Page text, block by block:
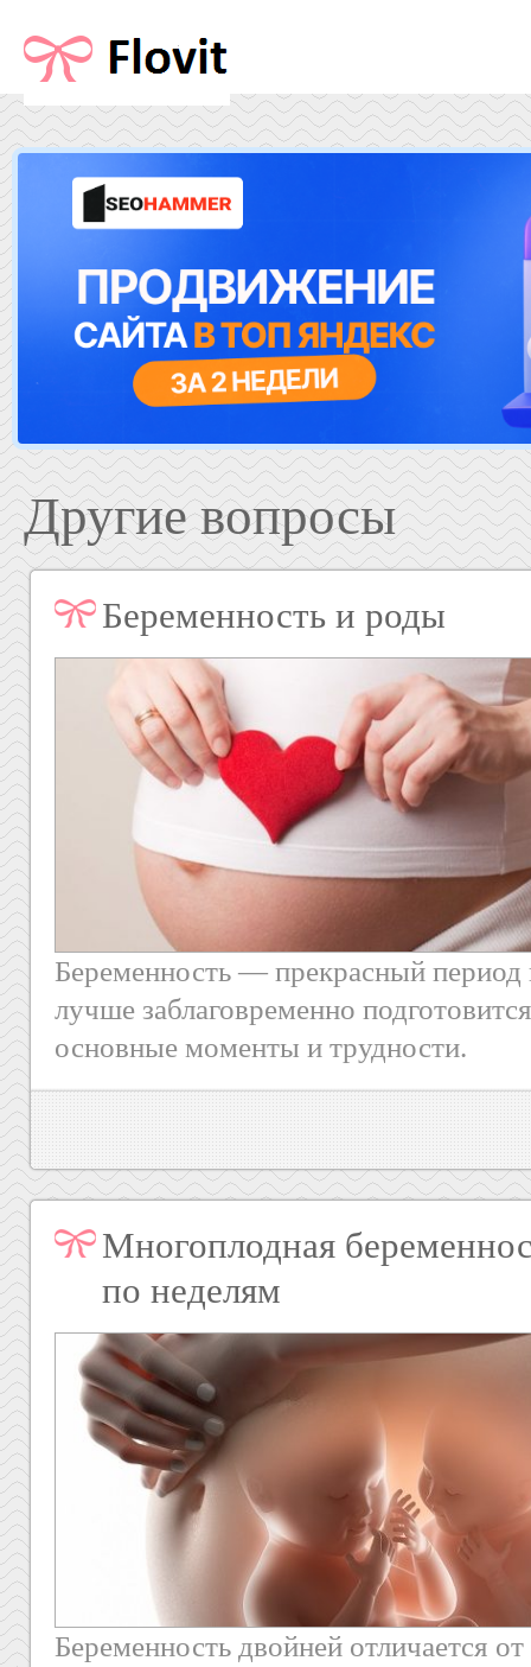
Другие вопросы
Беременность и роды
Беременность — прекрасный
лучше заблаговременно
основные моменты и трудности.
Многоплодная
по неделям
Беременность двойней отличается